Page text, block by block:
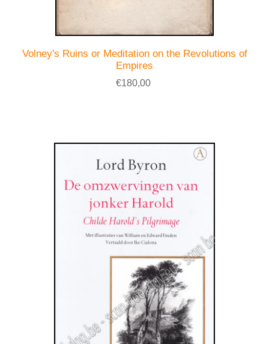
Volney's Ruins or Meditation on the Revolutions of
Empires
€180,00